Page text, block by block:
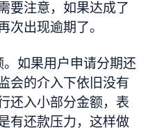
要注意，如果达成了
次出现逾期了。
如果用户申请分期还
会的介入下依旧没有
还入小部分金额，表
有还款压力，这样做